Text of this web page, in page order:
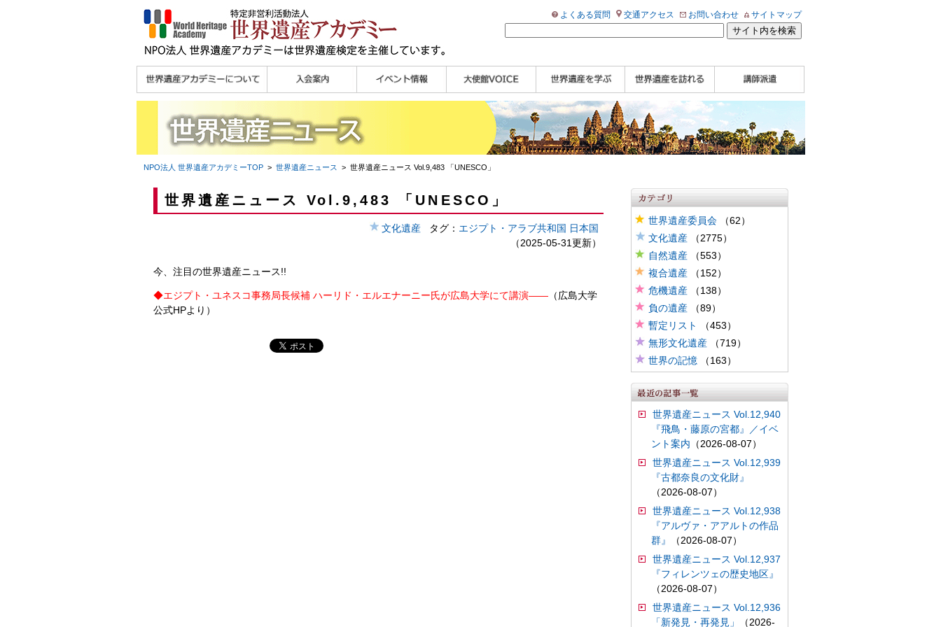
よくある質問 交通アクセス お問い合わせ サイトマップ
理念
メッセージ
主な活動内容
沿革
組織図・役員
研究員紹介 >>
宮澤 光 MIYAZAWA, Hikaru
研究員によるメディ
ア協力など
法人会員・協賛団体
／公認団体
メディア協力／プレ
スリリース
個人会員
法人会員
会報誌サンプル
会員限定ページ 講演会
大使館セミナー
展示会
講座・セミナー
ツアー情報
イベントレポート 研究員ブログ
マイスターのささや
き
WHAフォトギャラリ
ー
世界遺産応援ブログ
世界遺産検定公式
HP
学習アシスト動画
世界遺産ナビ
【pamon】
WHA認定講師について
WHA認定講師 紹介
動画
WHA認定講師 紹介
記事（会報誌）
自治体・民間団体関
係者の方へ
企業関係者の方へ
学校・教育関係者の
方へ
NPO法人 世界遺産アカデミーTOP> 世界遺産ニュース > 世界遺産ニュース Vol.9,483 「UNESCO」
世界遺産ニュース Vol.9,483 「UNESCO」
文化遺産タグ： エジプト・アラブ共和国
日本国
（2025-05-31更新）
今、注目の世界遺産ニュース!!
◆エジプト・ユネスコ事務局長候補 ハーリド・エルエナーニー氏が広島大学にて講演――（広島大学
公式HPより）
世界遺産委員会（62）
文化遺産（2775）
自然遺産（553）
複合遺産（152）
危機遺産（138）
負の遺産（89）
暫定リスト
（453）
無形文化遺産（719）
世界の記憶（163）
世界遺産ニュース Vol.12,940
『飛鳥・藤原の宮都』／イベ
ント案内 （2026-08-07）
世界遺産ニュース Vol.12,939
『古都奈良の文化財』
（2026-08-07）
世界遺産ニュース Vol.12,938
『アルヴァ・アアルトの作品
群』
（2026-08-07）
世界遺産ニュース Vol.12,937
『フィレンツェの歴史地区』
（2026-08-07）
世界遺産ニュース Vol.12,936
「新発見・再発見」
（2026-